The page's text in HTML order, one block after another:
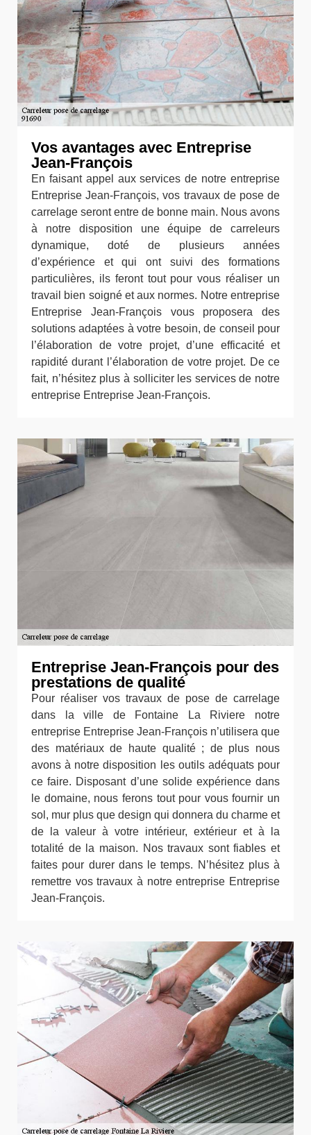
Vos avantages avec Entreprise
Jean-François
En faisant appel aux services de notre entreprise
Entreprise Jean-François, vos travaux de pose de
carrelage seront entre de bonne main. Nous avons
à notre disposition une équipe de carreleurs
dynamique, doté de plusieurs années
d’expérience et qui ont suivi des formations
particulières, ils feront tout pour vous réaliser un
travail bien soigné et aux normes. Notre entreprise
Entreprise Jean-François vous proposera des
solutions adaptées à votre besoin, de conseil pour
l’élaboration de votre projet, d’une efficacité et
rapidité durant l’élaboration de votre projet. De ce
fait, n’hésitez plus à solliciter les services de notre
entreprise Entreprise Jean-François.
Entreprise Jean-François pour des
prestations de qualité
Pour réaliser vos travaux de pose de carrelage
dans la ville de Fontaine La Riviere notre
entreprise Entreprise Jean-François n’utilisera que
des matériaux de haute qualité ; de plus nous
avons à notre disposition les outils adéquats pour
ce faire. Disposant d’une solide expérience dans
le domaine, nous ferons tout pour vous fournir un
sol, mur plus que design qui donnera du charme et
de la valeur à votre intérieur, extérieur et à la
totalité de la maison. Nos travaux sont fiables et
faites pour durer dans le temps. N’hésitez plus à
remettre vos travaux à notre entreprise Entreprise
Jean-François.